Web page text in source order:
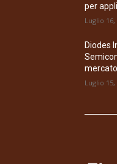
per
Luglio 16,
Diodes
Luglio 15,